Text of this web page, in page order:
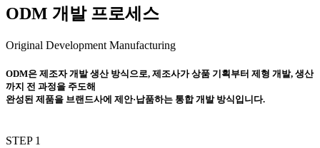
ODM 개발 프로세스
Original Development Manufacturing
ODM은 제조자 개발 생산 방식으로, 제조사가 상품 기획부터 제형 개발, 생산
까지 전 과정을 주도해
완성된 제품을 브랜드사에 제안·납품하는 통합 개발 방식입니다.
STEP 1